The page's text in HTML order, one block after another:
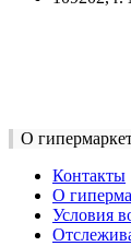
О
Контакты
О
Условия